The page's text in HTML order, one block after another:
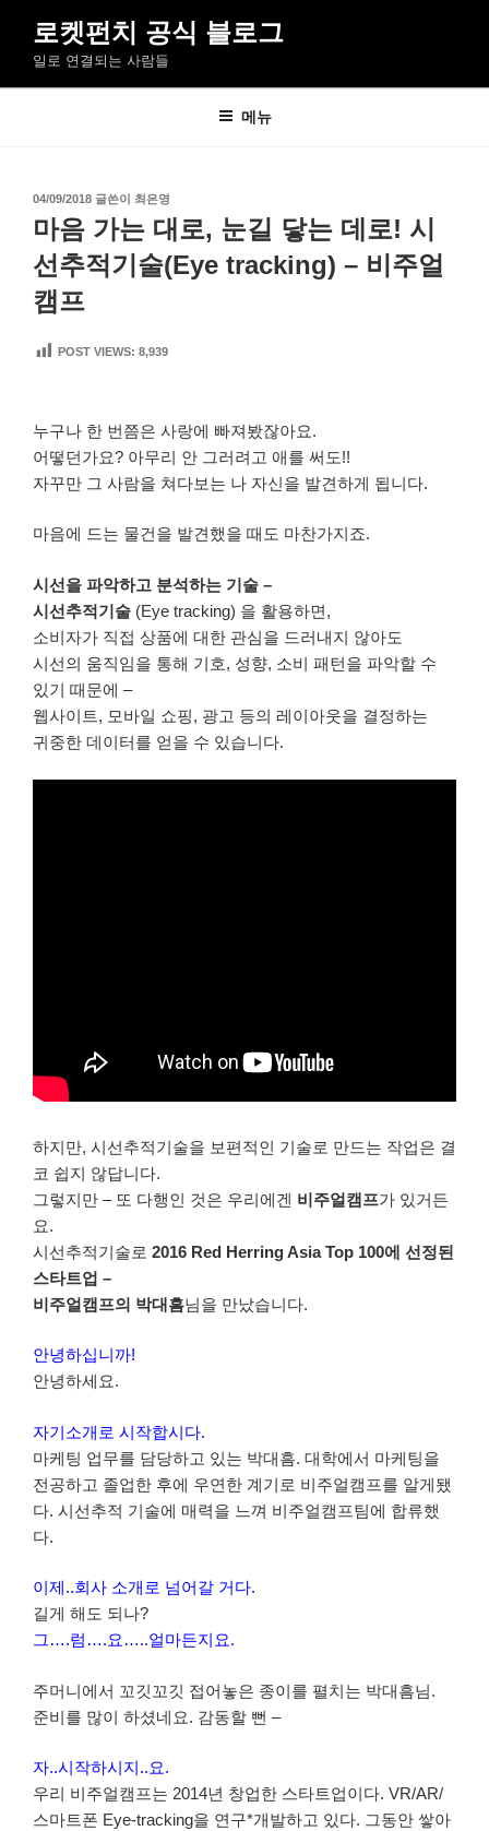
로
로켓펀치 공식 블로그
일로 연결되는 사람들
메뉴
작
성
일
자
04/09/2018 글쓴이 최은영
마음 가는 대로, 눈길 닿는 데로! 시
선추적기술(Eye tracking) – 비주얼
캠프
POST VIEWS: 8,939
누구나 한 번쯤은 사랑에 빠져봤잖아요.
어떻던가요? 아무리 안 그러려고 애를 써도!!
자꾸만 그 사람을 쳐다보는 나 자신을 발견하게 됩니다.
마음에 드는 물건을 발견했을 때도 마찬가지죠.
시선을 파악하고 분석하는 기술 –
시선추적기술 (Eye tracking) 을 활용하면,
소비자가 직접 상품에 대한 관심을 드러내지 않아도
시선의 움직임을 통해 기호, 성향, 소비 패턴을 파악할 수
있기 때문에 –
웹사이트, 모바일 쇼핑, 광고 등의 레이아웃을 결정하는
귀중한 데이터를 얻을 수 있습니다.
하지만, 시선추적기술을 보편적인 기술로 만드는 작업은 결
코 쉽지 않답니다.
그렇지만 – 또 다행인 것은 우리에겐 비주얼캠프가 있거든
요.
시선추적기술로 2016 Red Herring Asia Top 100에 선정된
스타트업 –
비주얼캠프의 박대흠님을 만났습니다.
안녕하십니까!
안녕하세요.
자기소개로 시작합시다.
마케팅 업무를 담당하고 있는 박대흠. 대학에서 마케팅을
전공하고 졸업한 후에 우연한 계기로 비주얼캠프를 알게됐
다. 시선추적 기술에 매력을 느껴 비주얼캠프팀에 합류했
다.
이제..회사 소개로 넘어갈 거다.
길게 해도 되나?
그….럼….요…..얼마든지요.
주머니에서 꼬깃꼬깃 접어놓은 종이를 펼치는 박대흠님.
준비를 많이 하셨네요. 감동할 뻔 –
자..시작하시지..요.
우리 비주얼캠프는 2014년 창업한 스타트업이다. VR/AR/
스마트폰 Eye-tracking을 연구*개발하고 있다. 그동안 쌓아